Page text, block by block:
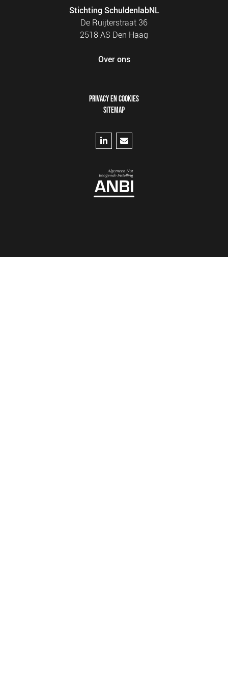
Stichting SchuldenlabNL
De Ruijterstraat 36
2518 AS Den Haag
Over ons
PRIVACY EN COOKIES
SITEMAP